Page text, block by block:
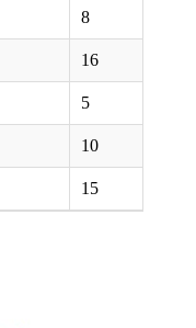
8
16
5
10
15